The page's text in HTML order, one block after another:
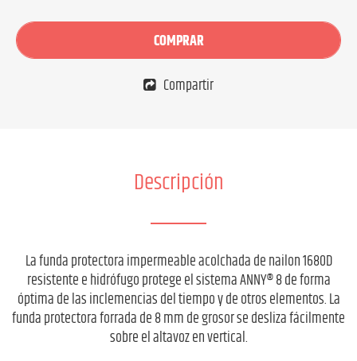
COMPRAR
Compartir
Descripción
La funda protectora impermeable acolchada de nailon 1680D
resistente e hidrófugo protege el sistema ANNY® 8 de forma
óptima de las inclemencias del tiempo y de otros elementos. La
funda protectora forrada de 8 mm de grosor se desliza fácilmente
sobre el altavoz en vertical.